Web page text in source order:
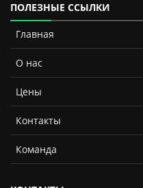
ПОЛЕЗНЫЕ ССЫЛКИ
Главная
О нас
Цены
Контакты
Команда